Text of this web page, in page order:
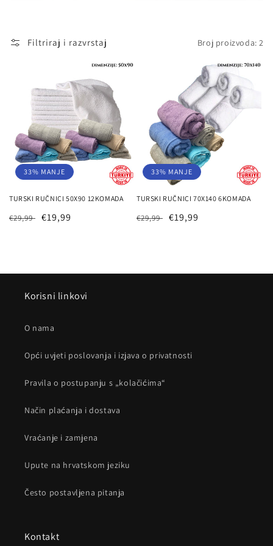
j
Filtriraj i razvrstaj Broj proizvoda: 2
33% MANJE
TURSKI RUČNICI 50X90 12KOMADA
Redovna
€29,99 Prodajna
€19,99
33% MANJE
TURSKI RUČNICI 70X140 6KOMADA
Redovna
€29,99 Prodajna
€19,99
Korisni linkovi
O nama
Opći uvjeti poslovanja i izjava o privatnosti
Pravila o postupanju s „kolačićima“
Način plaćanja i dostava
Vraćanje i zamjena
Upute na hrvatskom jeziku
Često postavljena pitanja
Kontakt